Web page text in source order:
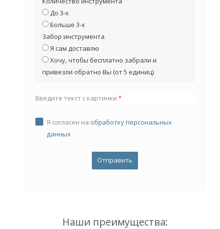
До 3-х
Больше 3-х
Забор инструмента
Я сам доставлю
Хочу, чтобы бесплатно забрали и
привезли обратно Вы (от 5 единиц)
Введите текст с картинки *
Я согласен на обработку персональных
данных
Наши преимущества: